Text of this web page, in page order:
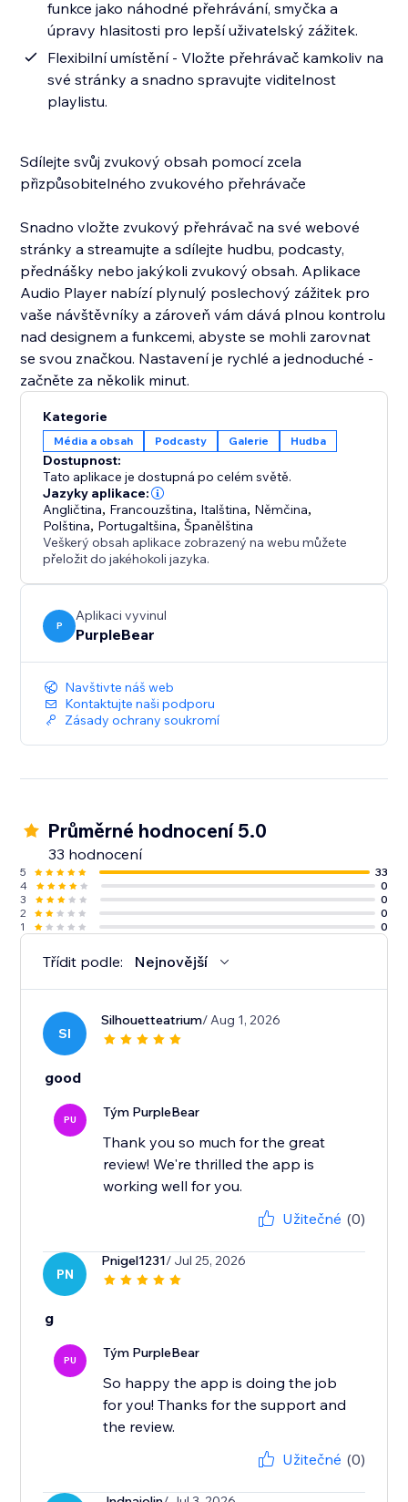
funkce jako náhodné přehrávání, smyčka a
úpravy hlasitosti pro lepší uživatelský zážitek.
Flexibilní umístění - Vložte přehrávač kamkoliv na
své stránky a snadno spravujte viditelnost
playlistu.
Sdílejte svůj zvukový obsah pomocí zcela
přizpůsobitelného zvukového přehrávače
Snadno vložte zvukový přehrávač na své webové
stránky a streamujte a sdílejte hudbu, podcasty,
přednášky nebo jakýkoli zvukový obsah. Aplikace
Audio Player nabízí plynulý poslechový zážitek pro
vaše návštěvníky a zároveň vám dává plnou kontrolu
nad designem a funkcemi, abyste se mohli zarovnat
se svou značkou. Nastavení je rychlé a jednoduché -
začněte za několik minut.
Kategorie
Média a obsah Podcasty Galerie Hudba
Dostupnost:
Tato aplikace je dostupná po celém světě.
Jazyky aplikace:
Angličtina, Francouzština, Italština, Němčina,
Polština, Portugaltšina,Španělština
Veškerý obsah aplikace zobrazený na webu můžete
přeložit do jakéhokoli jazyka.
P
Aplikaci vyvinul
PurpleBear
Navštivte náš web
Kontaktujte naši podporu
Zásady ochrany soukromí
Průměrné hodnocení 5.0
33 hodnocení
5
33
4
0
3
0
2
0
1
0
Třídit podle: Nejnovější
SI
Silhouetteatrium/ Aug 1, 2026
good
PU Tým PurpleBear
Thank you so much for the great
review! We're thrilled the app is
working well for you.
Užitečné (0)
PN
Pnigel1231/ Jul 25, 2026
g
PU Tým PurpleBear
So happy the app is doing the job
for you! Thanks for the support and
the review.
Užitečné (0)